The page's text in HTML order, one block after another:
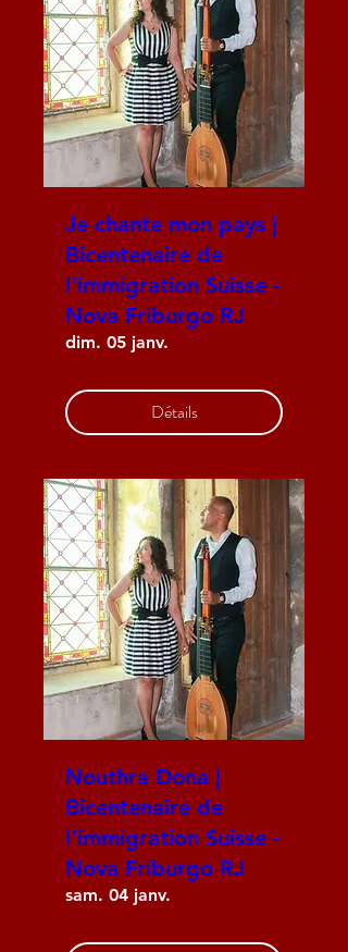
Je chante mon pays |
Bicentenaire de
l'immigration Suisse -
Nova Friburgo RJ
dim. 05 janv.
Détails
Nouthra Dona |
Bicentenaire de
l'immigration Suisse -
Nova Friburgo RJ
sam. 04 janv.